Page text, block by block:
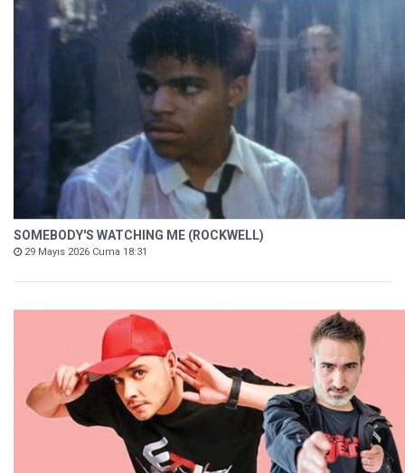
SOMEBODY'S WATCHING ME (ROCKWELL)
29 Mayıs 2026 Cuma 18:31